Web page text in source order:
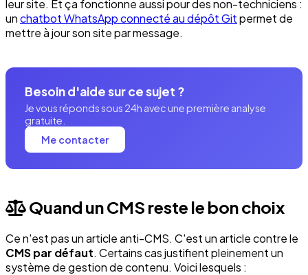
leur site. Et ça fonctionne aussi pour des non-techniciens :
unchatbot WhatsApp connecté au dépôt Gitpermet de
mettre à jour son site par message.
Besoin d'aide sur ce sujet ?
Je vous réponds sous 24h avec une première analyse
gratuite.
Me contacter
Quand un CMS reste le bon choix
Ce n'est pas un article anti-CMS. C'est un article contre le
CMS par défaut. Certains cas justifient pleinement un
système de gestion de contenu. Voici lesquels :